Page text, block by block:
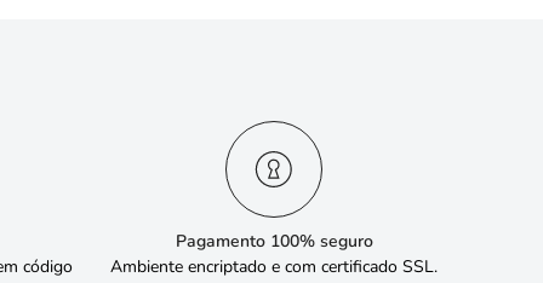
código
Pagamento 100% seguro
Ambiente encriptado e com certificado SSL.